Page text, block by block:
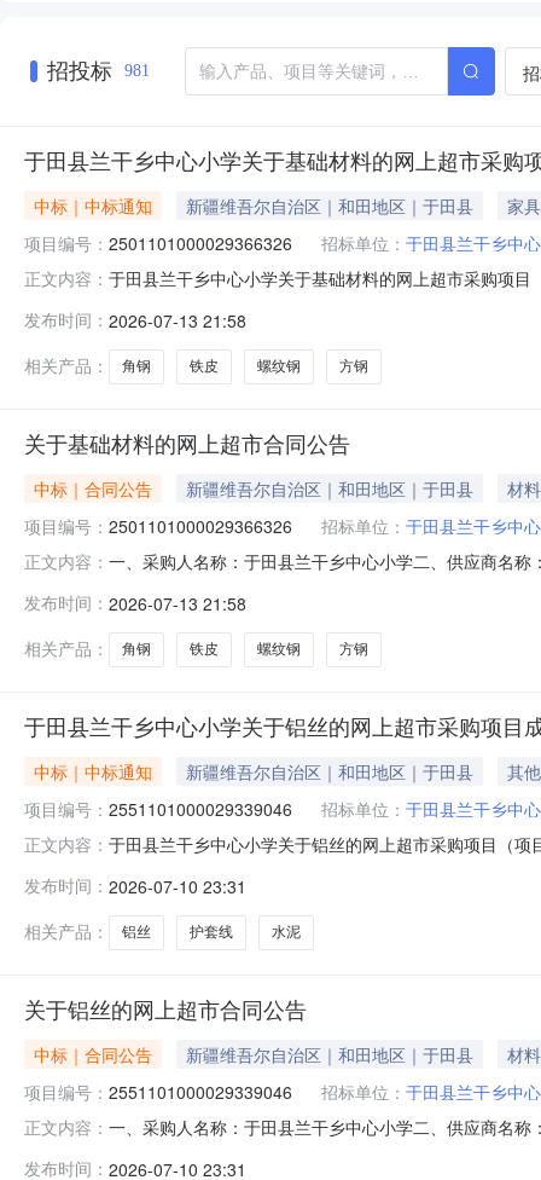
招投标 981
于田县兰干乡中心小学关于基础材料的网上超市采购
中标｜中标通知 新疆维吾尔自治区｜和田地区｜于田县
家
项目编号： 2501101000029366326 招标单位： 于田县兰干乡中
正文内容： 于田县兰干乡中心小学关于基础材料的网上超市采购项
在行政区划编码:653226项目所在行政区划名称:新疆维
发布时间： 2026-07-13 21:58
相关产品：
角钢 铁皮 螺纹钢 方钢
关于基础材料的网上超市合同公告
中标｜合同公告 新疆维吾尔自治区｜和田地区｜于田县
材
项目编号： 2501101000029366326 招标单位： 于田县兰干乡中
正文内容： 一、采购人名称：于田县兰干乡中心小学二、供应商名
85.004.63912金实乐-其它机电五金铁皮/方钢/角钢金实
发布时间： 2026-07-13 21:58
相关产品：
角钢 铁皮 螺纹钢 方钢
于田县兰干乡中心小学关于铝丝的网上超市采购项目
中标｜中标通知 新疆维吾尔自治区｜和田地区｜于田县
其他
项目编号： 2551101000029339046 招标单位： 于田县兰干乡中
正文内容： 于田县兰干乡中心小学关于铝丝的网上超市采购项目（
划编码:653226项目所在行政区划名称:新疆维吾尔自治
发布时间： 2026-07-10 23:31
相关产品：
铝丝 护套线 水泥
关于铝丝的网上超市合同公告
中标｜合同公告 新疆维吾尔自治区｜和田地区｜于田县
材
项目编号： 2551101000029339046 招标单位： 于田县兰干乡中
正文内容： 一、采购人名称：于田县兰干乡中心小学二、供应商名
发布时间： 2026-07-10 23:31